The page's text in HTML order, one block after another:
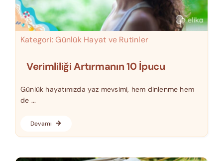
Kategori:Günlük Hayat ve Rutinler
Verimliliği Artırmanın 10 İpucu
Günlük hayatımızda yaz mevsimi, hem dinlenme hem
de ...
Devamı